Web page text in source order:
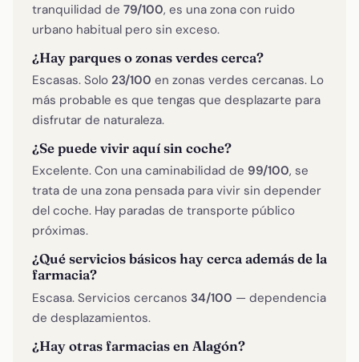
tranquilidad de 79/100, es una zona con ruido
urbano habitual pero sin exceso.
¿Hay parques o zonas verdes cerca?
Escasas. Solo 23/100 en zonas verdes cercanas. Lo
más probable es que tengas que desplazarte para
disfrutar de naturaleza.
¿Se puede vivir aquí sin coche?
Excelente. Con una caminabilidad de 99/100, se
trata de una zona pensada para vivir sin depender
del coche. Hay paradas de transporte público
próximas.
¿Qué servicios básicos hay cerca además de la
farmacia?
Escasa. Servicios cercanos 34/100 — dependencia
de desplazamientos.
¿Hay otras farmacias en Alagón?